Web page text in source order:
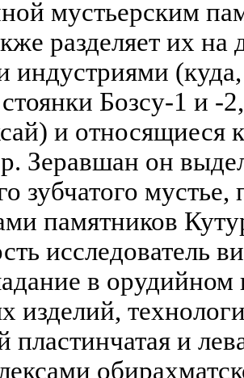
мустьерским
разделяет их
индустриями
Бозсу-1 и -
и относящиеся
Зеравшан он
зубчатого
памятников
исследователь
в орудийном
изделий,
пластинчатая и